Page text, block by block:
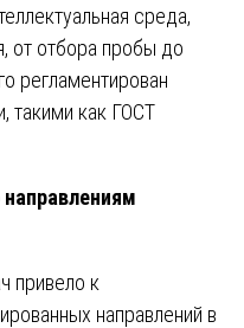
среда,
от отбора пробы до
регламентирован
такими как ГОСТ
привело к
направлений в